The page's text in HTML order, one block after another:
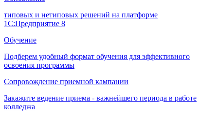
типовых и нетиповых решений на платформе
1С:Предприятие 8
Обучение
Подберем удобный формат обучения для эффективного
освоения программы
Сопровождение приемной кампании
Закажите ведение приема - важнейшего периода в работе
колледжа